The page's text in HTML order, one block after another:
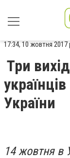
17:34, 10 жовтня 2017
Три
України
14 жовтня в